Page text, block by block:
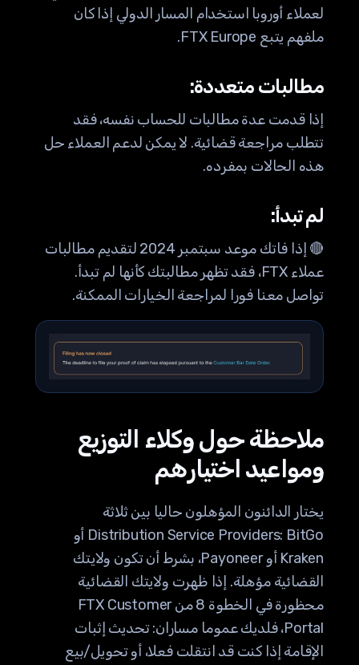
لعملاء أوروبا استخدام المسار الدولي إذا كان
ملفهم يتبع FTX Europe.
مطالبات متعددة:
إذا قدمت عدة مطالبات للحساب نفسه، فقد
تتطلب مراجعة قضائية. لا يمكن لدعم العملاء حل
هذه الحالات بمفرده.
لم تبدأ:
🔴 إذا فاتك موعد سبتمبر 2024 لتقديم مطالبات
عملاء FTX، فقد تظهر مطالبتك كأنها لم تبدأ.
تواصل معنا فورا لمراجعة الخيارات الممكنة.
ملاحظة حول وكلاء التوزيع
ومواعيد اختيارهم
يختار الدائنون المؤهلون حاليا بين ثلاثة
Distribution Service Providers: BitGo أو
Kraken أو Payoneer، بشرط أن تكون ولايتك
القضائية مؤهلة. إذا ظهرت ولايتك القضائية
محظورة في الخطوة 8 من FTX Customer
Portal، فلديك عموما مساران: تحديث إثبات
الإقامة إذا كنت قد انتقلت فعلا، أو تحويل/بيع